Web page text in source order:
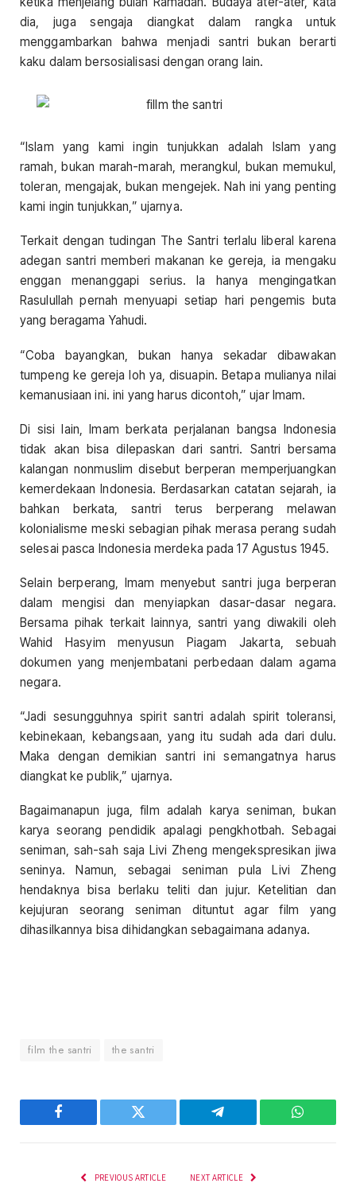
dia, juga sengaja diangkat dalam rangka untuk
menggambarkan bahwa menjadi santri bukan berarti
kaku dalam bersosialisasi dengan orang lain.
“Islam yang kami ingin tunjukkan adalah Islam yang
ramah, bukan marah-marah, merangkul, bukan memukul,
toleran, mengajak, bukan mengejek. Nah ini yang penting
kami ingin tunjukkan,” ujarnya.
Terkait dengan tudingan The Santri terlalu liberal karena
adegan santri memberi makanan ke gereja, ia mengaku
enggan menanggapi serius. Ia hanya mengingatkan
Rasulullah pernah menyuapi setiap hari pengemis buta
yang beragama Yahudi.
“Coba bayangkan, bukan hanya sekadar dibawakan
tumpeng ke gereja loh ya, disuapin. Betapa mulianya nilai
kemanusiaan ini. ini yang harus dicontoh,” ujar Imam.
Di sisi lain, Imam berkata perjalanan bangsa Indonesia
tidak akan bisa dilepaskan dari santri. Santri bersama
kalangan nonmuslim disebut berperan memperjuangkan
kemerdekaan Indonesia. Berdasarkan catatan sejarah, ia
bahkan berkata, santri terus berperang melawan
kolonialisme meski sebagian pihak merasa perang sudah
selesai pasca Indonesia merdeka pada 17 Agustus 1945.
Selain berperang, Imam menyebut santri juga berperan
dalam mengisi dan menyiapkan dasar-dasar negara.
Bersama pihak terkait lainnya, santri yang diwakili oleh
Wahid Hasyim menyusun Piagam Jakarta, sebuah
dokumen yang menjembatani perbedaan dalam agama
negara.
“Jadi sesungguhnya spirit santri adalah spirit toleransi,
kebinekaan, kebangsaan, yang itu sudah ada dari dulu.
Maka dengan demikian santri ini semangatnya harus
diangkat ke publik,” ujarnya.
Bagaimanapun juga, film adalah karya seniman, bukan
karya seorang pendidik apalagi pengkhotbah. Sebagai
seniman, sah-sah saja Livi Zheng mengekspresikan jiwa
seninya. Namun, sebagai seniman pula Livi Zheng
hendaknya bisa berlaku teliti dan jujur. Ketelitian dan
kejujuran seorang seniman dituntut agar film yang
dihasilkannya bisa dihidangkan sebagaimana adanya.
film the santri the santri
Facebook Twitter Telegram
PREVIOUS ARTICLE NEXT ARTICLE